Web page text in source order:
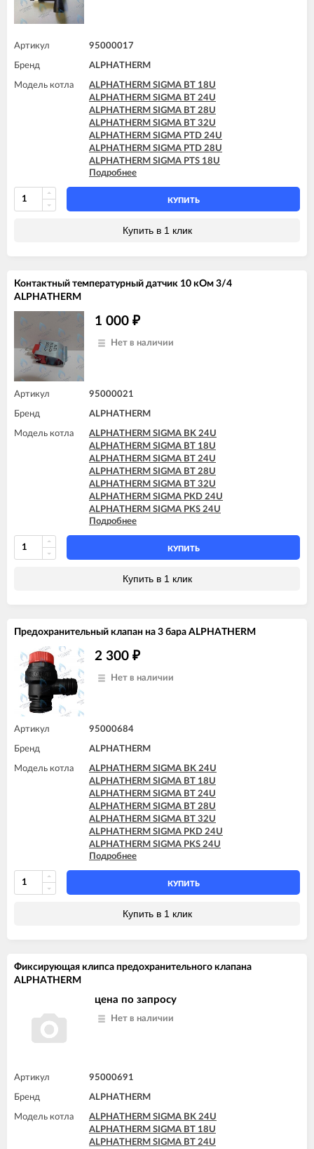
Артикул 95000017
Бренд ALPHATHERM
Модель котла
ALPHATHERM SIGMA BT 18U
ALPHATHERM SIGMA BT 24U
ALPHATHERM SIGMA BT 28U
ALPHATHERM SIGMA BT 32U
ALPHATHERM SIGMA PTD 24U
ALPHATHERM SIGMA PTD 28U
ALPHATHERM SIGMA PTS 18U
ALPHATHERM SIGMA PTS 24U
ALPHATHERM SIGMA PTS 28U
Подробнее
КУПИТЬ
Купить в 1 клик
Контактный температурный датчик 10 кОм 3/4
ALPHATHERM
1 000 ₽
Нет в наличии
Артикул 95000021
Бренд ALPHATHERM
Модель котла
ALPHATHERM SIGMA BK 24U
ALPHATHERM SIGMA BT 18U
ALPHATHERM SIGMA BT 24U
ALPHATHERM SIGMA BT 28U
ALPHATHERM SIGMA BT 32U
ALPHATHERM SIGMA PKD 24U
ALPHATHERM SIGMA PKS 24U
ALPHATHERM SIGMA PTD 24U
ALPHATHERM SIGMA PTD 28U
ALPHATHERM SIGMA PTS 18U
ALPHATHERM SIGMA PTS 24U
Подробнее
КУПИТЬ
Купить в 1 клик
Предохранительный клапан на 3 бара ALPHATHERM
2 300 ₽
Нет в наличии
Артикул 95000684
Бренд ALPHATHERM
Модель котла
ALPHATHERM SIGMA BK 24U
ALPHATHERM SIGMA BT 18U
ALPHATHERM SIGMA BT 24U
ALPHATHERM SIGMA BT 28U
ALPHATHERM SIGMA BT 32U
ALPHATHERM SIGMA PKD 24U
ALPHATHERM SIGMA PKS 24U
ALPHATHERM SIGMA PTD 24U
ALPHATHERM SIGMA PTD 28U
ALPHATHERM SIGMA PTS 18U
ALPHATHERM SIGMA PTS 24U
Подробнее
КУПИТЬ
Купить в 1 клик
Фиксирующая клипса предохранительного клапана
ALPHATHERM
цена по запросу
Нет в наличии
Артикул 95000691
Бренд ALPHATHERM
Модель котла
ALPHATHERM SIGMA BK 24U
ALPHATHERM SIGMA BT 18U
ALPHATHERM SIGMA BT 24U